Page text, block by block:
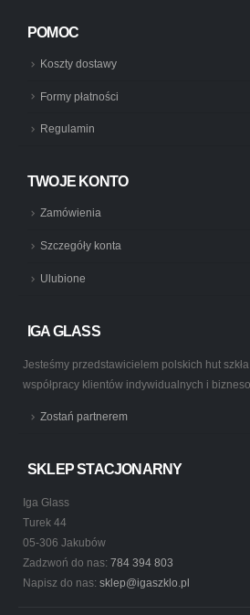
POMOC
Koszty dostawy
Formy płatności
Regulamin
TWOJE KONTO
Zamówienia
Szczegóły konta
Ulubione
IGA GLASS
Jesteśmy przedstawicielem polskich hut
współpracy klientów indywidualnych i
Zostań partnerem
SKLEP STACJONARNY
Iga Glass
Turek 44
05-306 Jakubów
Zadzwoń do nas: 784 394 803
Napisz do nas: sklep@igaszklo.pl